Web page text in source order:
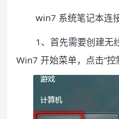
win7 系统笔记本连
1、首先需要创建无
Win7 开始菜单，点击“控